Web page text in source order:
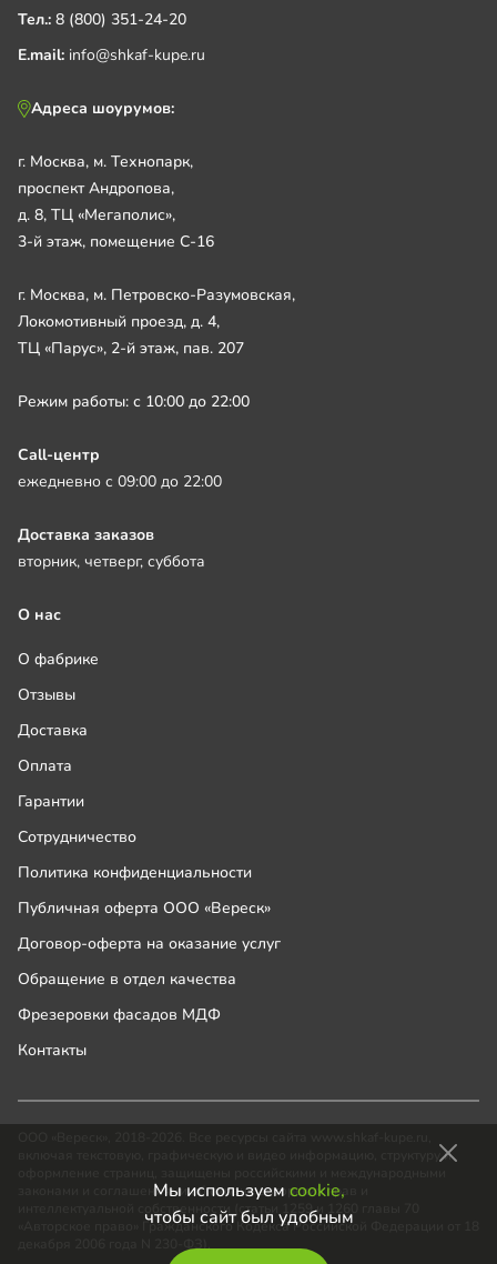
Мы используем cookie,
чтобы сайт был удобным
Тел.: 8 (800) 351-24-20
E.mail: info@shkaf-kupe.ru
Адреса шоурумов:
г. Москва, м. Технопарк,
проспект Андропова,
д. 8, ТЦ «Мегаполис»,
3-й этаж, помещение С-16
г. Москва, м. Петровско-Разумовская,
Локомотивный проезд, д. 4,
ТЦ «Парус», 2-й этаж, пав. 207
Режим работы: с 10:00 до 22:00
Call-центр
ежедневно с 09:00 до 22:00
Доставка заказов
вторник, четверг, суббота
О нас
О фабрике
Отзывы
Доставка
Оплата
Гарантии
Сотрудничество
Политика конфиденциальности
Публичная оферта ООО «Вереск»
Договор-оферта на оказание услуг
Обращение в отдел качества
Фрезеровки фасадов МДФ
Контакты
включая текстовую, графическую и видео информацию, структуру и
законами и соглашениями об охране авторских прав и
интеллектуальной собственности (статьи 1259 и 1260 главы 70
«Авторское право» Гражданского Кодекса Российской Федерации от 18